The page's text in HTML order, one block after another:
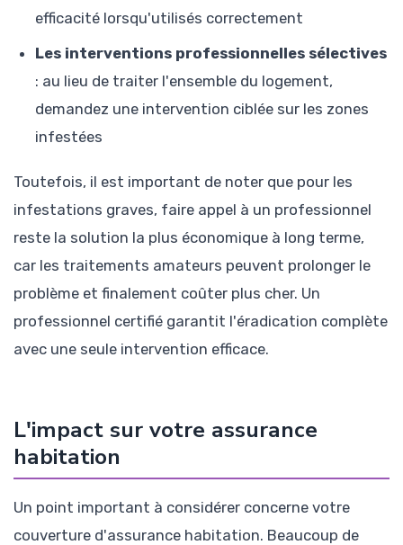
efficacité lorsqu'utilisés correctement
Les interventions professionnelles sélectives
: au lieu de traiter l'ensemble du logement,
demandez une intervention ciblée sur les zones
infestées
Toutefois, il est important de noter que pour les
infestations graves, faire appel à un professionnel
reste la solution la plus économique à long terme,
car les traitements amateurs peuvent prolonger le
problème et finalement coûter plus cher. Un
professionnel certifié garantit l'éradication complète
avec une seule intervention efficace.
L'impact sur votre assurance
habitation
Un point important à considérer concerne votre
couverture d'assurance habitation. Beaucoup de